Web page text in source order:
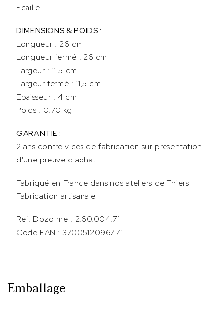
Ecaille
DIMENSIONS & POIDS :
Longueur : 26 cm
Longueur fermé : 26 cm
Largeur : 11.5 cm
Largeur fermé : 11,5 cm
Epaisseur : 4 cm
Poids : 0.70 kg
GARANTIE :
2 ans contre vices de fabrication sur présentation
d'une preuve d'achat
Fabriqué en France dans nos ateliers de Thiers
Fabrication artisanale
Ref. Dozorme : 2.60.004.71
Code EAN : 3700512096771
Emballage